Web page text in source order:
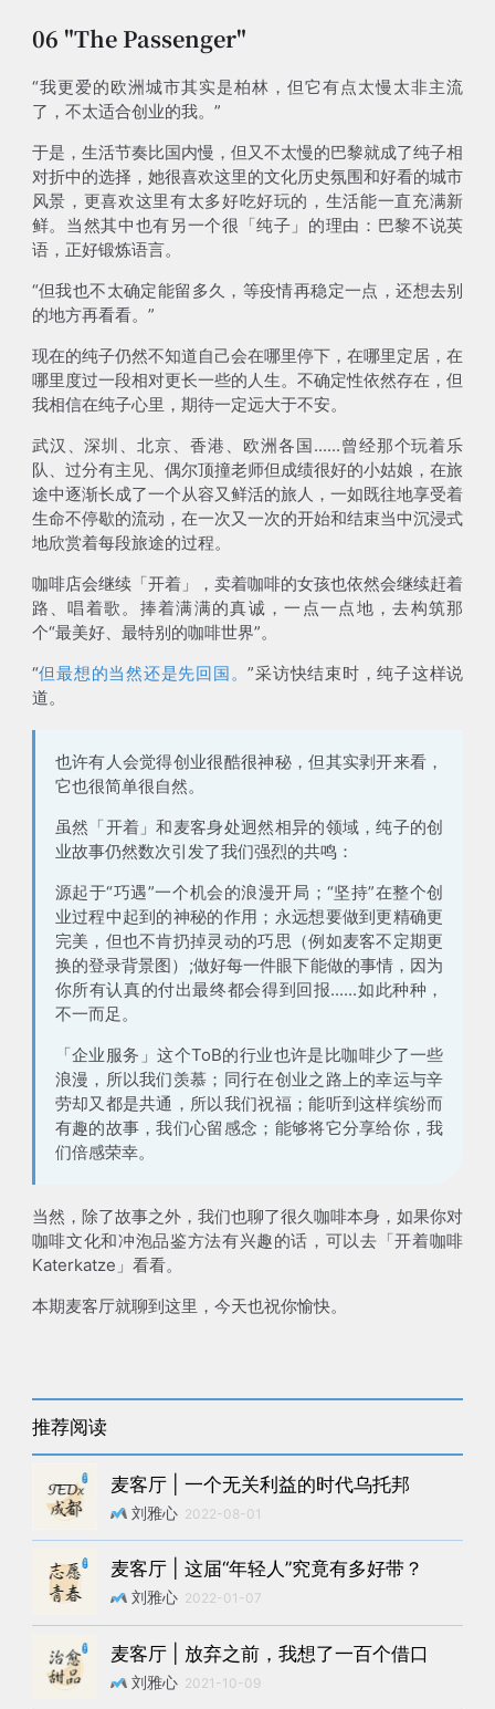
06 "The Passenger"
“我更爱的欧洲城市其实是柏林，但它有点太慢太非主流
了，不太适合创业的我。”
于是，生活节奏比国内慢，但又不太慢的巴黎就成了纯子相
对折中的选择，她很喜欢这里的文化历史氛围和好看的城市
风景，更喜欢这里有太多好吃好玩的，生活能一直充满新
鲜。当然其中也有另一个很「纯子」的理由：巴黎不说英
语，正好锻炼语言。
“但我也不太确定能留多久，等疫情再稳定一点，还想去别
的地方再看看。”
现在的纯子仍然不知道自己会在哪里停下，在哪里定居，在
哪里度过一段相对更长一些的人生。不确定性依然存在，但
我相信在纯子心里，期待一定远大于不安。
武汉、深圳、北京、香港、欧洲各国......曾经那个玩着乐
队、过分有主见、偶尔顶撞老师但成绩很好的小姑娘，在旅
途中逐渐长成了一个从容又鲜活的旅人，一如既往地享受着
生命不停歇的流动，在一次又一次的开始和结束当中沉浸式
地欣赏着每段旅途的过程。
咖啡店会继续「开着」，卖着咖啡的女孩也依然会继续赶着
路、唱着歌。捧着满满的真诚，一点一点地，去构筑那
个“最美好、最特别的咖啡世界”。
“但最想的当然还是先回国。”采访快结束时，纯子这样说
道。
也许有人会觉得创业很酷很神秘，但其实剥开来看，
它也很简单很自然。
虽然「开着」和麦客身处迥然相异的领域，纯子的创
业故事仍然数次引发了我们强烈的共鸣：
源起于“巧遇”一个机会的浪漫开局；“坚持”在整个创
业过程中起到的神秘的作用；永远想要做到更精确更
完美，但也不肯扔掉灵动的巧思（例如麦客不定期更
换的登录背景图）;做好每一件眼下能做的事情，因为
你所有认真的付出最终都会得到回报......如此种种，
不一而足。
「企业服务」这个ToB的行业也许是比咖啡少了一些
浪漫，所以我们羡慕；同行在创业之路上的幸运与辛
劳却又都是共通，所以我们祝福；能听到这样缤纷而
有趣的故事，我们心留感念；能够将它分享给你，我
们倍感荣幸。
当然，除了故事之外，我们也聊了很久咖啡本身，如果你对
咖啡文化和冲泡品鉴方法有兴趣的话，可以去「开着咖啡
Katerkatze」看看。
本期麦客厅就聊到这里，今天也祝你愉快。
推荐阅读
麦客厅 | 一个无关利益的时代乌托邦
刘雅心 2022-08-01
麦客厅 | 这届“年轻人”究竟有多好带？
刘雅心 2022-01-07
麦客厅 | 放弃之前，我想了一百个借口
刘雅心 2021-10-09